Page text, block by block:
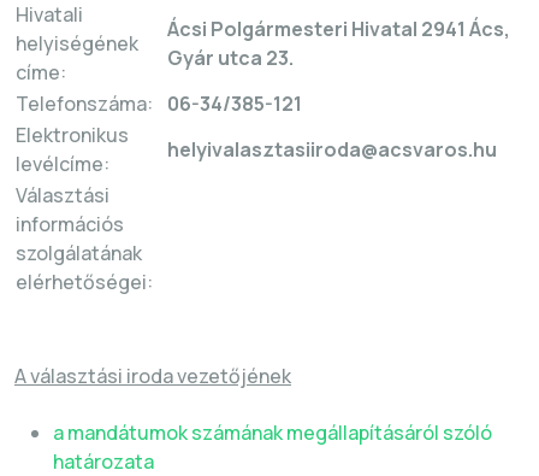
Hivatali
helyiségének
címe:
Ácsi Polgármesteri Hivatal 2941 Ács,
Gyár utca 23.
Telefonszáma:
06-34/385-121
Elektronikus
levélcíme:
helyivalasztasiiroda@acsvaros.hu
Választási
információs
szolgálatának
elérhetőségei:
A választási iroda vezetőjének
a mandátumok számának megállapításáról szóló
határozata